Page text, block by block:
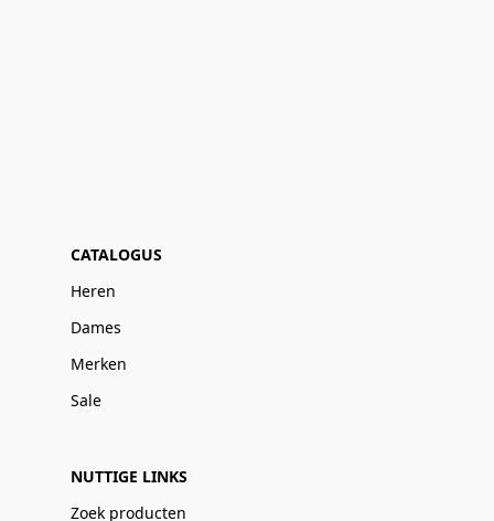
CATALOGUS
Heren
Dames
Merken
Sale
NUTTIGE LINKS
Zoek producten